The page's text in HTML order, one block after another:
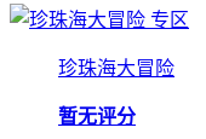
专区
珍珠海大冒险
暂无评分